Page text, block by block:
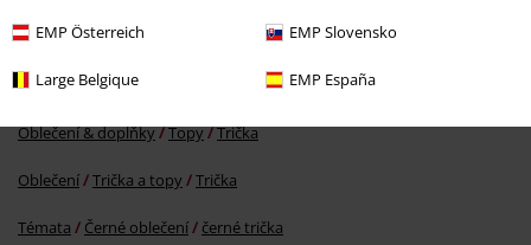
EMP Österreich EMP Slovensko
Large Belgique EMP España
More categories. More options.
Oblečení & doplňky Topy Trička
Oblečení Trička a topy Trička
Témata Černé oblečení černé trička